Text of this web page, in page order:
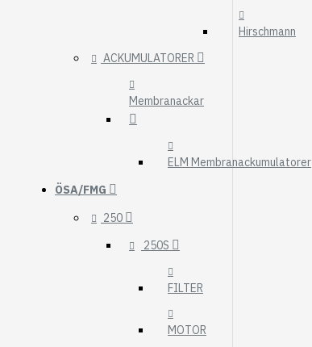
Hirschmann
ACKUMULATORER
Membranackar
ELM Membranackumulatorer
ÖSA/FMG
250
250S
FILTER
MOTOR